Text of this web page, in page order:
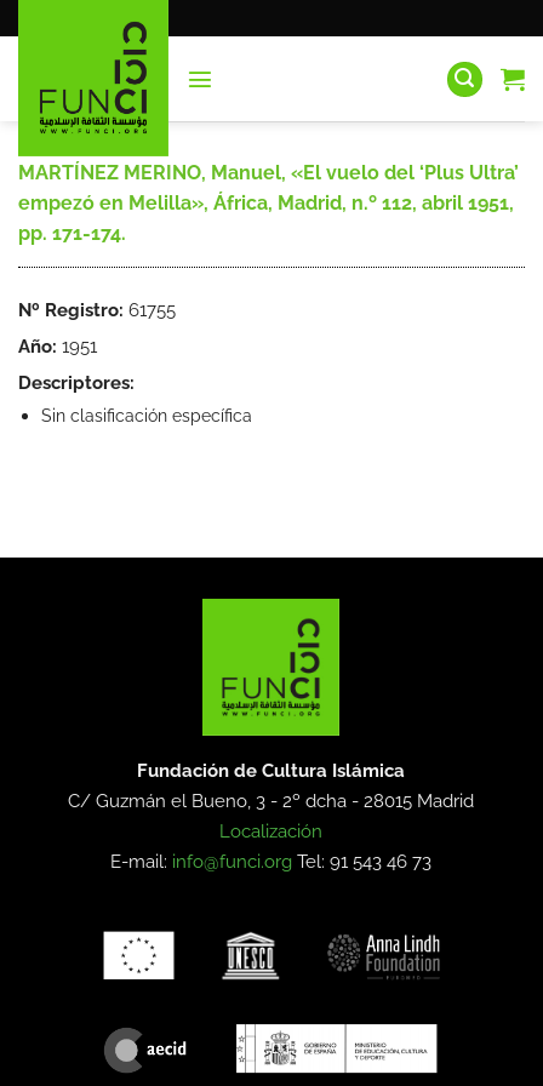
al
MARTÍNEZ MERINO, Manuel, «El vuelo del ‘Plus Ultra’
empezó en Melilla», África, Madrid, n.º 112, abril 1951,
pp. 171-174.
Nº Registro: 61755
Año: 1951
Descriptores:
Sin clasificación específica
Fundación de Cultura Islámica
C/ Guzmán el Bueno, 3 - 2º dcha -28015 Madrid
Localización
E-mail: info@funci.org Tel: 91 543 46 73